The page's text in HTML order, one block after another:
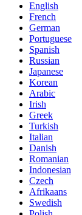
English
French
German
Portuguese
Spanish
Russian
Japanese
Korean
Arabic
Irish
Greek
Turkish
Italian
Danish
Romanian
Indonesian
Czech
Afrikaans
Swedish